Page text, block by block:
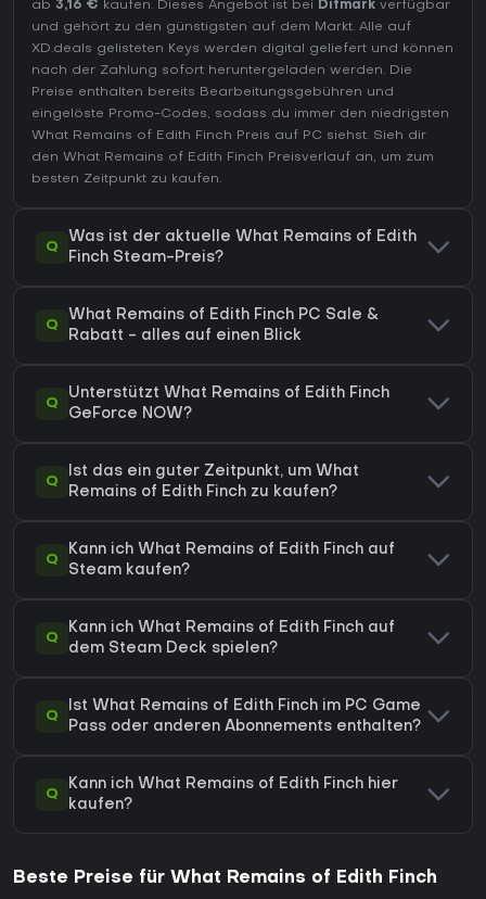
ab 3,16 € kaufen. Dieses Angebot ist bei Difmark verfügbar
und gehört zu den günstigsten auf dem Markt. Alle auf
XD.deals gelisteten Keys werden digital geliefert und können
nach der Zahlung sofort heruntergeladen werden. Die
Preise enthalten bereits Bearbeitungsgebühren und
eingelöste Promo-Codes, sodass du immer den niedrigsten
What Remains of Edith Finch Preis auf PC siehst. Sieh dir
den What Remains of Edith Finch Preisverlauf an, um zum
besten Zeitpunkt zu kaufen.
Q
Was ist der aktuelle What Remains of Edith
Finch Steam-Preis?
Q
What Remains of Edith Finch PC Sale &
Rabatt - alles auf einen Blick
Q
Unterstützt What Remains of Edith Finch
GeForce NOW?
Q
Ist das ein guter Zeitpunkt, um What
Remains of Edith Finch zu kaufen?
Q
Kann ich What Remains of Edith Finch auf
Steam kaufen?
Q
Kann ich What Remains of Edith Finch auf
dem Steam Deck spielen?
Q
Ist What Remains of Edith Finch im PC Game
Pass oder anderen Abonnements enthalten?
Q
Kann ich What Remains of Edith Finch hier
kaufen?
Beste Preise für What Remains of Edith Finch